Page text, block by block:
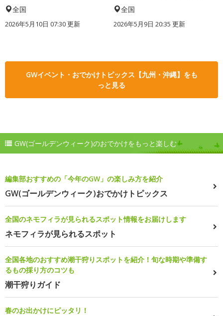
全国
2026年5月10日 07:30 更新
全国
2026年5月9日 20:35 更新
GWイベント・おでかけトピックス【九州・沖縄】をも
っと見る
GW(ゴールデンウィーク)のおでかけをもっと楽しむ
編集部おすすめの「今年のGW」の楽しみ方を紹介
GW(ゴールデンウィーク)おでかけトピックス
全国のネモフィラが見られるスポット情報をお届けします
ネモフィラが見られるスポット
全国各地のおすすめ潮干狩りスポットを紹介！旬な時期や準備す
るもの採り方のコツも
潮干狩りガイド
春のお出かけにピッタリ！